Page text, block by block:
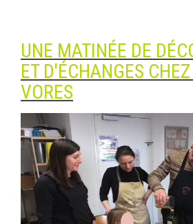
UNE MATINÉE DE
ET D'ÉCHANGES
VORES